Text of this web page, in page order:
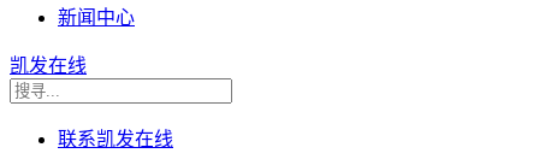
新闻中心
凯发在线
联系凯发在线